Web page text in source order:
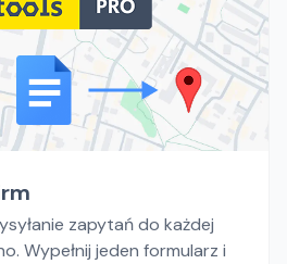
zapytań do każdej
Wypełnij jeden formularz i